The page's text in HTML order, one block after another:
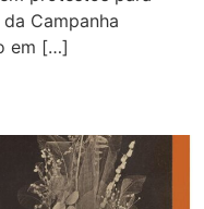
Campanha
em […]